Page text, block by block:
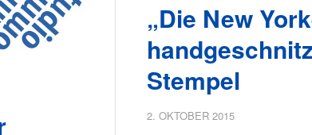
„Die New
Stempel
2. OKTOBER 2015